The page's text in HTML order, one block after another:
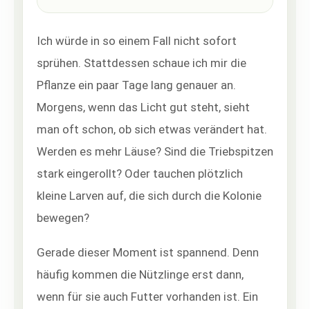
Ich würde in so einem Fall nicht sofort
sprühen. Stattdessen schaue ich mir die
Pflanze ein paar Tage lang genauer an.
Morgens, wenn das Licht gut steht, sieht
man oft schon, ob sich etwas verändert hat.
Werden es mehr Läuse? Sind die Triebspitzen
stark eingerollt? Oder tauchen plötzlich
kleine Larven auf, die sich durch die Kolonie
bewegen?
Gerade dieser Moment ist spannend. Denn
häufig kommen die Nützlinge erst dann,
wenn für sie auch Futter vorhanden ist. Ein